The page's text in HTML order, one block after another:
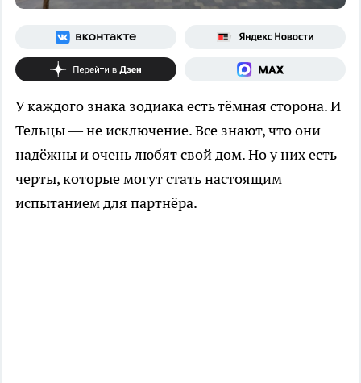
У каждого знака зодиака есть тёмная сторона. И
Тельцы — не исключение. Все знают, что они
надёжны и очень любят свой дом. Но у них есть
черты, которые могут стать настоящим
испытанием для партнёра.